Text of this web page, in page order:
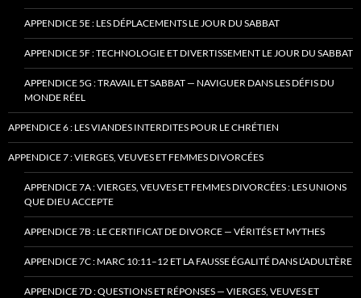
APPENDICE 5E : LES DÉPLACEMENTS LE JOUR DU SABBAT
APPENDICE 5F : TECHNOLOGIE ET DIVERTISSEMENT LE JOUR DU SABBAT
APPENDICE 5G : TRAVAIL ET SABBAT — NAVIGUER DANS LES DÉFIS DU
MONDE RÉEL
APPENDICE 6 : LES VIANDES INTERDITES POUR LE CHRÉTIEN
APPENDICE 7 : VIERGES, VEUVES ET FEMMES DIVORCÉES
APPENDICE 7A : VIERGES, VEUVES ET FEMMES DIVORCÉES : LES UNIONS
QUE DIEU ACCEPTE
APPENDICE 7B : LE CERTIFICAT DE DIVORCE — VÉRITÉS ET MYTHES
APPENDICE 7C : MARC 10:11–12 ET LA FAUSSE ÉGALITÉ DANS L’ADULTÈRE
APPENDICE 7D : QUESTIONS ET RÉPONSES — VIERGES, VEUVES ET